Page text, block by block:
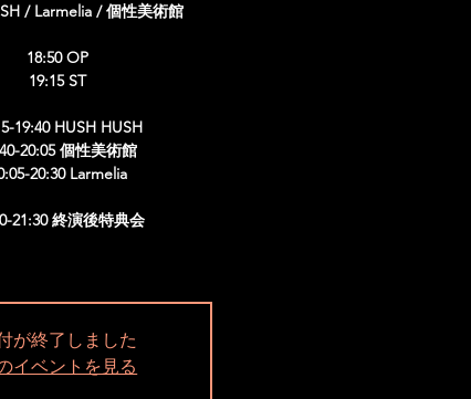
/ Larmelia / 個性美術館
18:50 OP
19:15 ST
19:40 HUSH HUSH
20:05 個性美術館
20:30 Larmelia
21:30 終演後特典会
が終了しました
イベントを見る